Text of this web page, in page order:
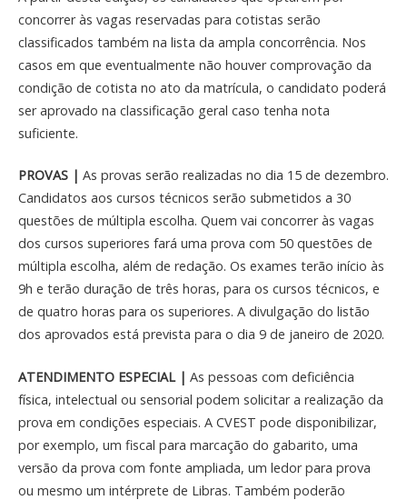
concorrer às vagas reservadas para cotistas serão
classificados também na lista da ampla concorrência. Nos
casos em que eventualmente não houver comprovação da
condição de cotista no ato da matrícula, o candidato poderá
ser aprovado na classificação geral caso tenha nota
suficiente.
PROVAS | As provas serão realizadas no dia 15 de dezembro.
Candidatos aos cursos técnicos serão submetidos a 30
questões de múltipla escolha. Quem vai concorrer às vagas
dos cursos superiores fará uma prova com 50 questões de
múltipla escolha, além de redação. Os exames terão início às
9h e terão duração de três horas, para os cursos técnicos, e
de quatro horas para os superiores. A divulgação do listão
dos aprovados está prevista para o dia 9 de janeiro de 2020.
ATENDIMENTO ESPECIAL | As pessoas com deficiência
física, intelectual ou sensorial podem solicitar a realização da
prova em condições especiais. A CVEST pode disponibilizar,
por exemplo, um fiscal para marcação do gabarito, uma
versão da prova com fonte ampliada, um ledor para prova
ou mesmo um intérprete de Libras. Também poderão